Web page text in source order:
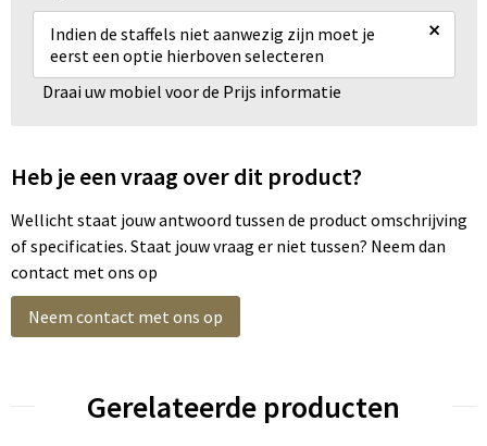
Indien de staffels niet aanwezig zijn moet je
eerst een optie hierboven selecteren
×
Draai uw mobiel voor de Prijs informatie
Heb je een vraag over dit product?
Wellicht staat jouw antwoord tussen de product omschrijving
of specificaties. Staat jouw vraag er niet tussen? Neem dan
contact met ons op
Neem contact met ons op
Gerelateerde producten